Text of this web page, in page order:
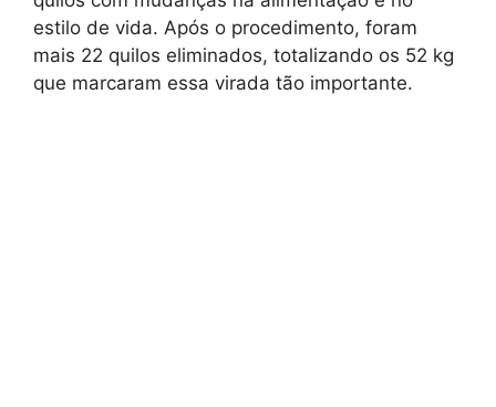
estilo de vida. Após o procedimento, foram
mais 22 quilos eliminados, totalizando os 52 kg
que marcaram essa virada tão importante.